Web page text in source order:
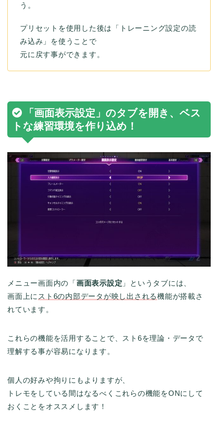
う。
プリセットを使用した後は「トレーニング設定の読
み込み」を使うことで
元に戻す事ができます。
「画面表示設定」のタブを開き、ベス
トな練習環境を作り込め！
メニュー画面内の「 画面表示設定 」というタブには、
画面上にスト6の内部データが映し出される機能が搭載さ
れています。
これらの機能を活用することで、スト6を理論・データで
理解する事が容易になります。
個人の好みや拘りにもよりますが、
トレモをしている間はなるべくこれらの機能をONにして
おくことをオススメします！